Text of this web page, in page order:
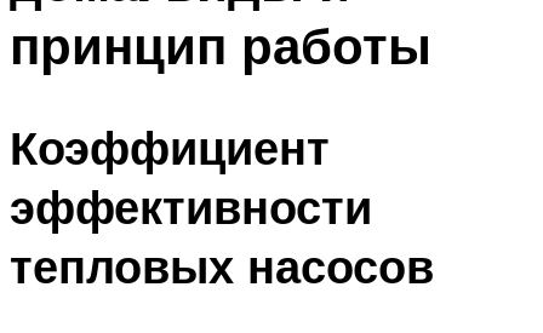
принцип работы
Коэффициент
эффективности
тепловых насосов